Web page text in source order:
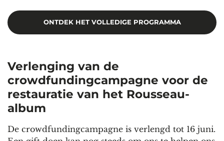
ONTDEK HET VOLLEDIGE PROGRAMMA
Verlenging van de
crowdfundingcampagne voor de
restauratie van het Rousseau-
album
De crowdfundingcampagne is verlengd tot 16 juni.